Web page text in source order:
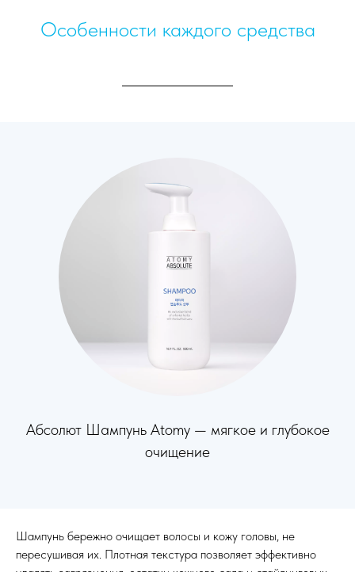
Особенности каждого средства
Абсолют Шампунь Atomy — мягкое и глубокое
очищение
Шампунь бережно очищает волосы и кожу головы, не
пересушивая их. Плотная текстура позволяет эффективно